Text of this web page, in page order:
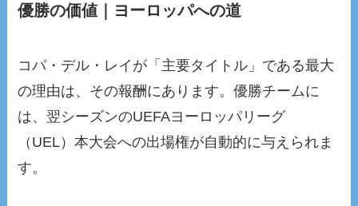
優勝の価値｜ヨーロッパへの道
コパ・デル・レイが「主要タイトル」である最大
の理由は、その報酬にあります。優勝チームに
は、翌シーズンのUEFAヨーロッパリーグ
（UEL）本大会への出場権が自動的に与えられま
す。